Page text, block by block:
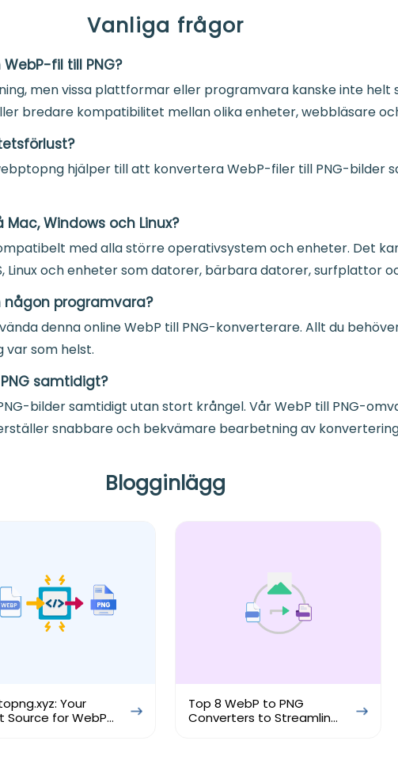
Vanliga frågor
fil till PNG?
men vissa plattformar eller programvara kanske inte
bredare kompatibilitet mellan olika enheter, webbläsare
hjälper till att konvertera WebP-filer till PNG-bilder
Windows och Linux?
med alla större operativsystem och enheter. Det
Linux och enheter som datorer, bärbara datorer, surfplattor
någon programvara?
denna online WebP till PNG-konverterare. Allt du
som helst.
samtidigt?
bilder samtidigt utan stort krångel. Vår WebP till PNG-
snabbare och bekvämare bearbetning av
Blogginlägg
Your
Source for WebP
Top 8 WebP to PNG
Converters to Streamline